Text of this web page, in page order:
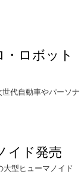
ロボット
代自動車やパーソナ
イド発売
大型ヒューマノイド